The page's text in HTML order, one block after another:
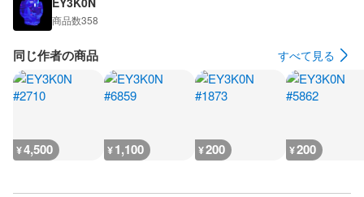
商品数358
同じ作者の商品 すべて見る
¥4,500 ¥1,100 ¥200 ¥200